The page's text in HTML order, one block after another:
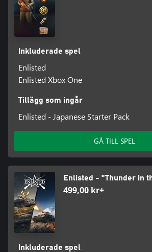
Inkluderade spel
Enlisted
Enlisted Xbox One
Tillägg som ingår
Enlisted - Japanese Starter Pack
GÅ TILL SPEL
Enlisted - "Thunder in
499,00 kr+
Inkluderade spel